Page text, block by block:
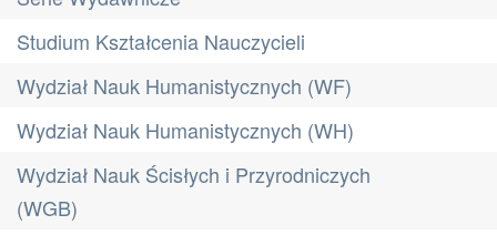
Studium Kształcenia Nauczycieli
Wydział Nauk Humanistycznych (WF)
Wydział Nauk Humanistycznych (WH)
Wydział Nauk Ścisłych i Przyrodniczych
(WGB)